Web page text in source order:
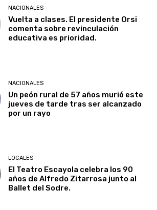
NACIONALES
Vuelta a clases. El presidente Orsi
comenta sobre revinculación
educativa es prioridad.
NACIONALES
Un peón rural de 57 años murió este
jueves de tarde tras ser alcanzado
por un rayo
LOCALES
El Teatro Escayola celebra los 90
años de Alfredo Zitarrosa junto al
Ballet del Sodre.